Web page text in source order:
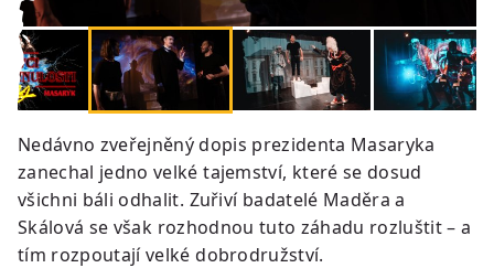
Nedávno zveřejněný dopis prezidenta Masaryka
zanechal jedno velké tajemství, které se dosud
všichni báli odhalit. Zuřiví badatelé Maděra a
Skálová se však rozhodnou tuto záhadu rozluštit – a
tím rozpoutají velké dobrodružství.